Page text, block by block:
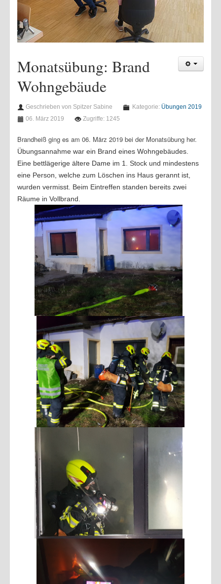
Monatsübung: Brand
Wohngebäude
Geschrieben von Spitzer Sabine Kategorie: Übungen 2019
06. März 2019
Zugriffe: 1245
Brandheiß ging es am 06. März 2019 bei der Monatsübung her.
Übungsannahme war ein Brand eines Wohngebäudes.
Eine bettlägerige ältere Dame im 1. Stock und mindestens
eine Person, welche zum Löschen ins Haus gerannt ist,
wurden vermisst. Beim Eintreffen standen bereits zwei
Räume in Vollbrand.